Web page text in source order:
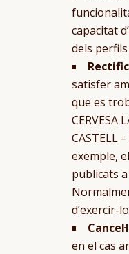
capacitat
dels
satisfer
que es
CERVESA
CASTELL
exemple,
publicats
d’exercir-
en el cas